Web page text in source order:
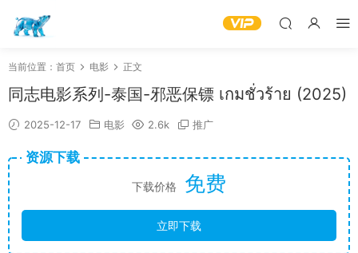
当前位置： 首页 电影 正文
同志电影系列-泰国-邪恶保镖 เกมชั่วร้าย (2025)
2025-12-17 电影 2.6k 推广
资源下载
下载价格 免费
立即下载